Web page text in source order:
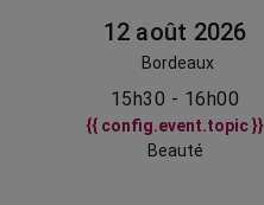
12 août 2026
Bordeaux
15h30 - 16h00
{{ config.event.topic }}
Beauté